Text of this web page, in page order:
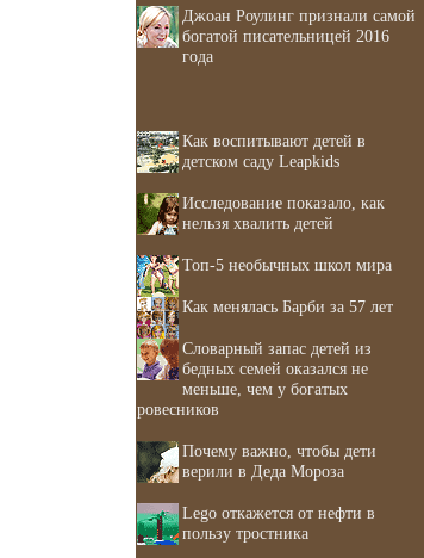
Джоан Роулинг признали самой
богатой писательницей 2016
года
Как воспитывают детей в
детском саду Leapkids
Исследование показало, как
нельзя хвалить детей
Топ-5 необычных школ мира
Как менялась Барби за 57 лет
Словарный запас детей из
бедных семей оказался не
меньше, чем у богатых
ровесников
Почему важно, чтобы дети
верили в Деда Мороза
Lego откажется от нефти в
пользу тростника